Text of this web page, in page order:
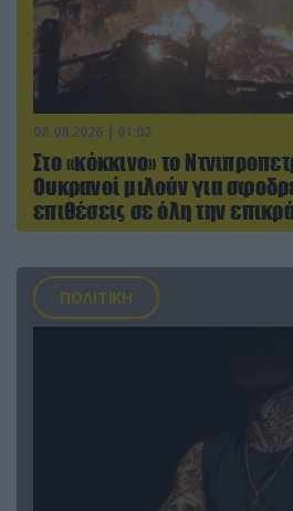
08.08.2026 | 01:02
Στο «κόκκινο» το
Ουκρανοί μιλούν για
επιθέσεις σε όλη την
ΠΟΛΙΤΙΚΗ